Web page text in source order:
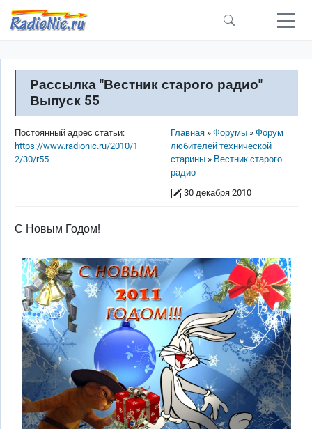
Перейти к основному содержанию
Рассылка "Вестник старого радио"
Выпуск 55
Строка навигации
Главная Форумы
Форум
любителей технической
старины
Вестник старого
радио
30 декабря 2010
Постоянный адрес статьи:
https://www.radionic.ru/2010/1
2/30/r55
С Новым Годом!